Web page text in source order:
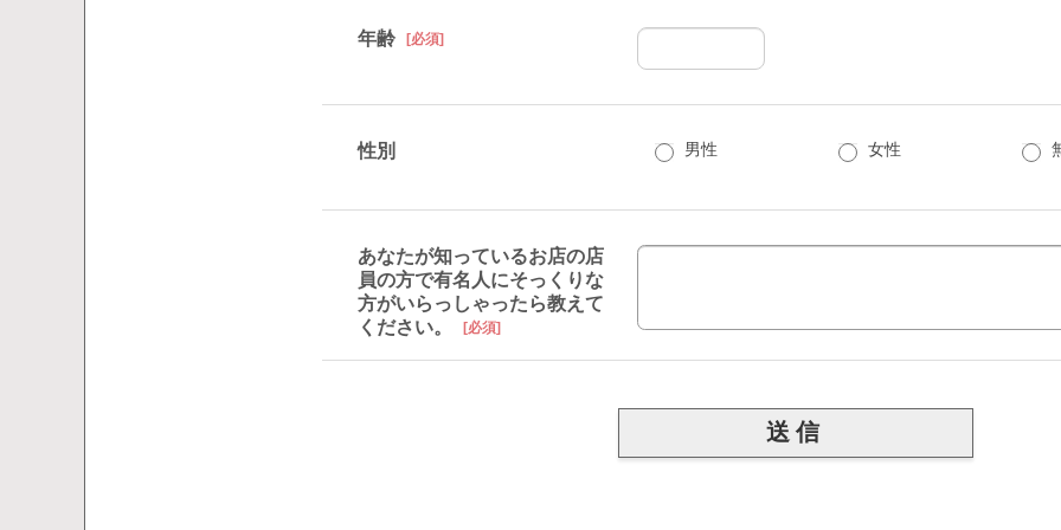
年齢 [必須]
性別 男性 女性
あなたが知っているお店の店
員の方で有名人にそっくりな
方がいらっしゃったら教えて
ください。
[必須]